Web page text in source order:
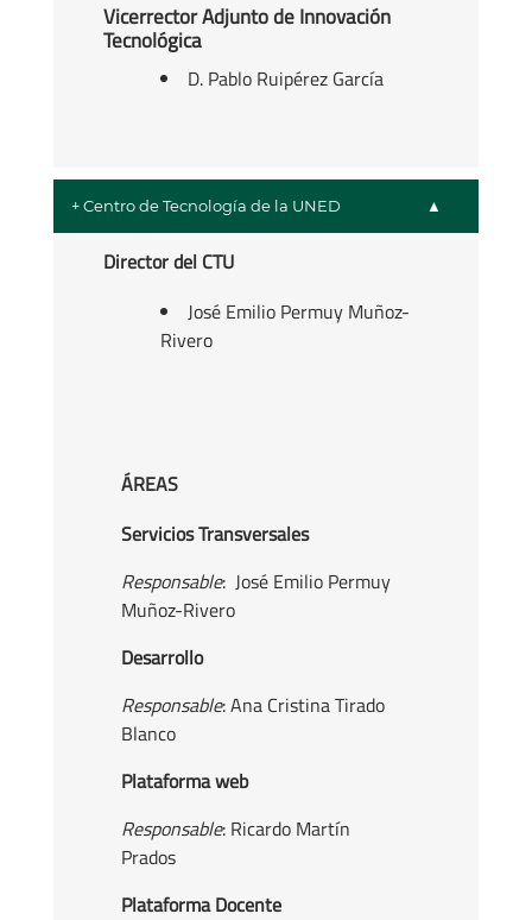
Vicerrector Adjunto de Innovación
Tecnológica
D. Pablo Ruipérez García
+ Centro de Tecnología de la UNED
Director del CTU
José Emilio Permuy Muñoz-
Rivero
ÁREAS
Servicios Transversales
Responsable: José Emilio Permuy
Muñoz-Rivero
Desarrollo
Responsable: Ana Cristina Tirado
Blanco
Plataforma web
Responsable: Ricardo Martín
Prados
Plataforma Docente